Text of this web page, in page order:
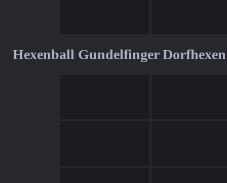
Hexenball Gundelfinger Dorfhexen